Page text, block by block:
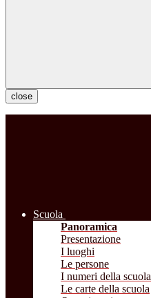
close
Scuola
Panoramica
Presentazione
I luoghi
Le persone
I numeri della scuola
Le carte della scuola